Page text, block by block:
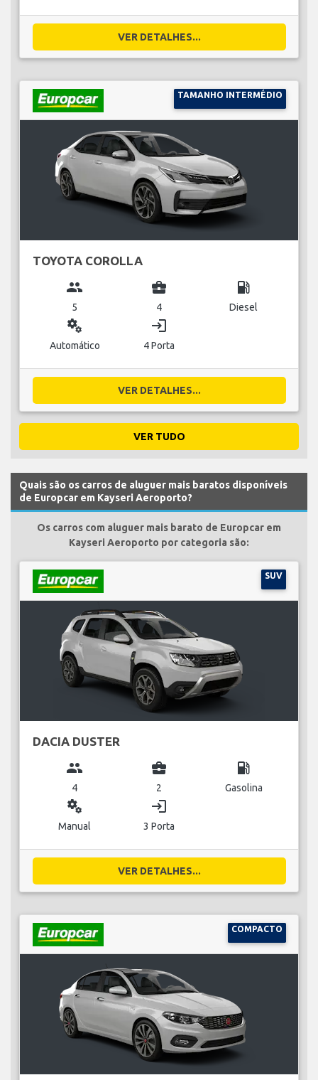
VER DETALHES...
TAMANHO INTERMÉDIO
TOYOTA COROLLA
group
5
business_center
4
local_gas_station
Diesel
miscellaneous_services
Automático
login
4 Porta
VER DETALHES...
VER TUDO
Quais são os carros de aluguer mais baratos disponíveis
de Europcar em Kayseri Aeroporto?
Os carros com aluguer mais barato de Europcar em
Kayseri Aeroporto por categoria são:
SUV
DACIA DUSTER
group
4
business_center
2
local_gas_station
Gasolina
miscellaneous_services
Manual
login
3 Porta
VER DETALHES...
COMPACTO